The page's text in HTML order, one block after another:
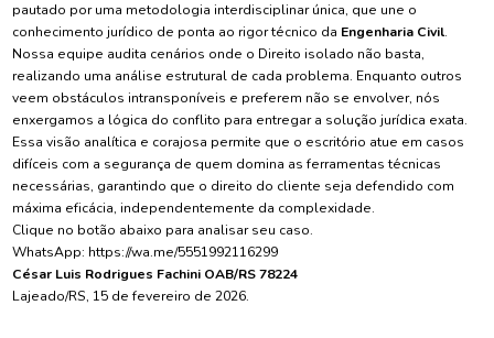
pautado por uma metodologia interdisciplinar única, que une o
conhecimento jurídico de ponta ao rigor técnico da Engenharia Civil.
Nossa equipe audita cenários onde o Direito isolado não basta,
realizando uma análise estrutural de cada problema. Enquanto outros
veem obstáculos intransponíveis e preferem não se envolver, nós
enxergamos a lógica do conflito para entregar a solução jurídica exata.
Essa visão analítica e corajosa permite que o escritório atue em casos
difíceis com a segurança de quem domina as ferramentas técnicas
necessárias, garantindo que o direito do cliente seja defendido com
máxima eficácia, independentemente da complexidade.
Clique no botão abaixo para analisar seu caso.
WhatsApp: https://wa.me/5551992116299
César Luis Rodrigues Fachini OAB/RS 78224
Lajeado/RS, 15 de fevereiro de 2026.